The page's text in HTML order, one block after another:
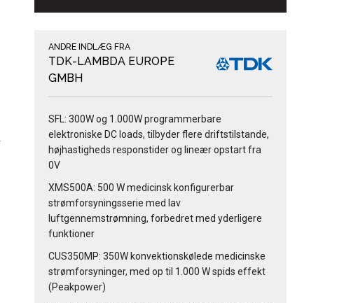
ANDRE INDLÆG FRA
TDK-LAMBDA EUROPE
GMBH
SFL: 300W og 1.000W programmerbare
elektroniske DC loads, tilbyder flere driftstilstande,
højhastigheds responstider og lineær opstart fra
0V
XMS500A: 500 W medicinsk konfigurerbar
strømforsyningsserie med lav
luftgennemstrømning, forbedret med yderligere
funktioner
CUS350MP: 350W konvektionskølede medicinske
strømforsyninger, med op til 1.000 W spids effekt
(Peakpower)